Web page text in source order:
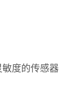
度的传感器